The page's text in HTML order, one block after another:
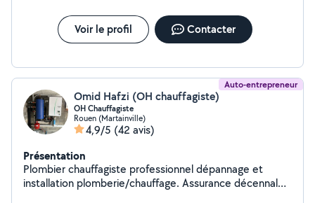
Voir le profil Contacter
Auto-entrepreneur
Omid Hafzi (OH chauffagiste)
OH Chauffagiste
Rouen (Martainville)
4,9/5 (42 avis)
Présentation
Plombier chauffagiste professionnel dépannage et
installation plomberie/chauffage. Assurance décennale.